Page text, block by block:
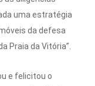
uma estratégia
da defesa
Praia da Vitória”.
e felicitou o